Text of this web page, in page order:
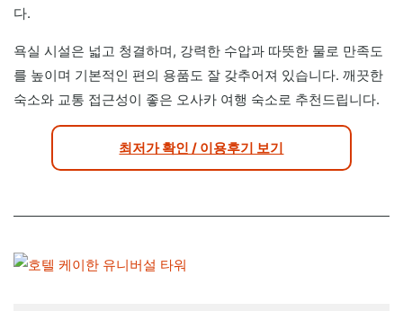
다.
욕실 시설은 넓고 청결하며, 강력한 수압과 따뜻한 물로 만족도
를 높이며 기본적인 편의 용품도 잘 갖추어져 있습니다. 깨끗한
숙소와 교통 접근성이 좋은 오사카 여행 숙소로 추천드립니다.
최저가 확인 / 이용후기 보기